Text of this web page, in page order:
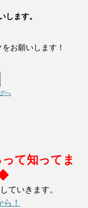
します。
お願いします！
へ
て知ってま
ていきます。
！